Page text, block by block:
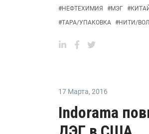
#НЕФТЕХИМИЯ #МЭГ #
#ТАРА/УПАКОВКА #НИТИ/
17 Марта, 2016
Indorama